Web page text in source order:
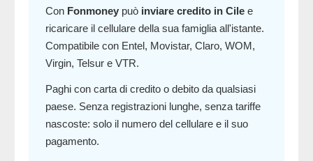
Con Fonmoney può inviare credito in Cile e
ricaricare il cellulare della sua famiglia all'istante.
Compatibile con Entel, Movistar, Claro, WOM,
Virgin, Telsur e VTR.
Paghi con carta di credito o debito da qualsiasi
paese. Senza registrazioni lunghe, senza tariffe
nascoste: solo il numero del cellulare e il suo
pagamento.